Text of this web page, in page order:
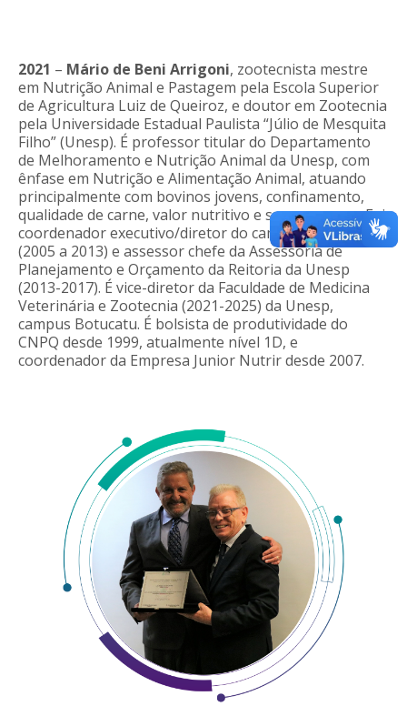
2021 – Mário de Beni Arrigoni, zootecnista mestre
em Nutrição Animal e Pastagem pela Escola Superior
de Agricultura Luiz de Queiroz, e doutor em Zootecnia
pela Universidade Estadual Paulista “Júlio de Mesquita
Filho” (Unesp). É professor titular do Departamento
de Melhoramento e Nutrição Animal da Unesp, com
ênfase em Nutrição e Alimentação Animal, atuando
principalmente com bovinos jovens, confinamento,
qualidade de carne, valor nutritivo e superprecoce. Foi
coordenador executivo/diretor do campus de Dracena
(2005 a 2013) e assessor chefe da Assessoria de
Planejamento e Orçamento da Reitoria da Unesp
(2013-2017). É vice-diretor da Faculdade de Medicina
Veterinária e Zootecnia (2021-2025) da Unesp,
campus Botucatu. É bolsista de produtividade do
CNPQ desde 1999, atualmente nível 1D, e
coordenador da Empresa Junior Nutrir desde 2007.